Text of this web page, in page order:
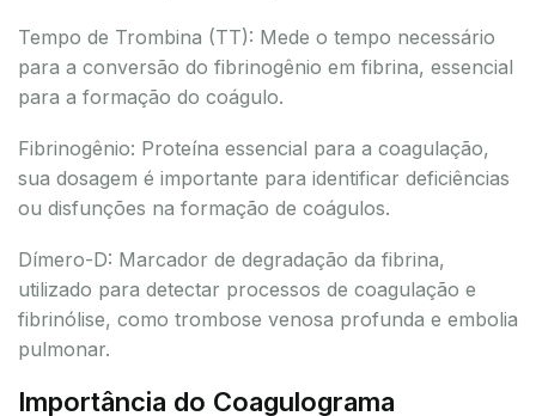
Tempo de Trombina (TT): Mede o tempo necessário
para a conversão do fibrinogênio em fibrina, essencial
para a formação do coágulo.
Fibrinogênio: Proteína essencial para a coagulação,
sua dosagem é importante para identificar deficiências
ou disfunções na formação de coágulos.
Dímero-D: Marcador de degradação da fibrina,
utilizado para detectar processos de coagulação e
fibrinólise, como trombose venosa profunda e embolia
pulmonar.
Importância do Coagulograma